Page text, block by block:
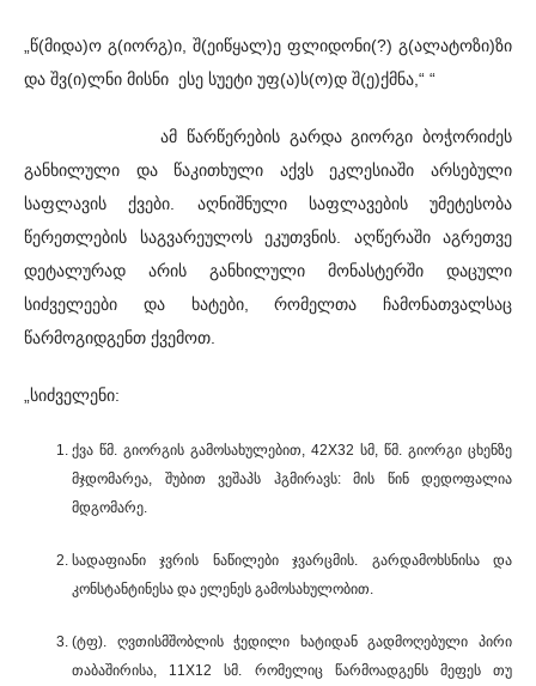
„წ(მიდა)ო გ(იორგ)ი, შ(ეიწყალ)ე ფლიდონი(?) გ(ალატოზი)ზი
და შვ(ი)ლნი მისნი ესე სუეტი უფ(ა)ს(ო)დ შ(ე)ქმნა,“ “
ამ წარწერების გარდა გიორგი ბოჭორიძეს
განხილული და წაკითხული აქვს ეკლესიაში არსებული
საფლავის ქვები. აღნიშნული საფლავების უმეტესობა
წერეთლების საგვარეულოს ეკუთვნის. აღწერაში აგრეთვე
დეტალურად არის განხილული მონასტერში დაცული
სიძველეები და ხატები, რომელთა ჩამონათვალსაც
წარმოგიდგენთ ქვემოთ.
„სიძველენი:
ქვა წმ. გიორგის გამოსახულებით, 42X32 სმ, წმ. გიორგი ცხენზე
მჯდომარეა, შუბით ვეშაპს ჰგმირავს: მის წინ დედოფალია
მდგომარე.
სადაფიანი ჯვრის ნაწილები ჯვარცმის. გარდამოხსნისა და
კონსტანტინესა და ელენეს გამოსახულობით.
(ტფ). ღვთისმშობლის ჭედილი ხატიდან გადმოღებული პირი
თაბაშირისა, 11X12 სმ. რომელიც წარმოადგენს მეფეს თუ